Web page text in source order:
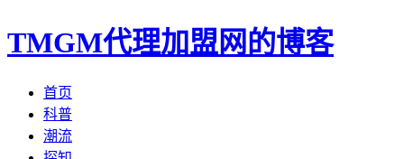
TMGM代理加盟网的博客
首页
科普
潮流